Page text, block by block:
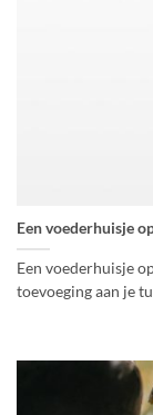
Een voederhuisje
Een voederhuisje
toevoeging aan je